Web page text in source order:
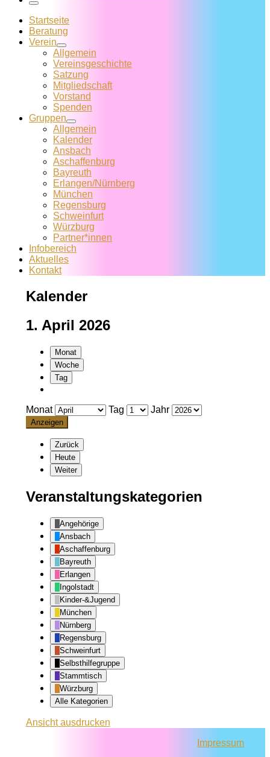
Menü
Startseite
Beratung
Verein
Allgemein
Vereins­geschichte
Satzung
Mitglied­schaft
Vorstand
Spenden
Gruppen
Allgemein
Kalender
Ansbach
Aschaffenburg
Bayreuth
Erlangen/Nürnberg
München
Regensburg
Schweinfurt
Würzburg
Partner*innen
Infobereich
Aktuelles
Kontakt
Kalender
1. April 2026
Monat
Woche
Tag
Monat Tag Jahr
Zurück
Heute
Weiter
Veranstaltungskategorien
Angehörige
Ansbach
Aschaffenburg
Bayreuth
Erlangen
Ingolstadt
Kinder-&Jugend
München
Nürnberg
Regensburg
Schweinfurt
Selbsthilfegruppe
Stammtisch
Würzburg
Alle Kategorien
Ansichtausdrucken
Impressum